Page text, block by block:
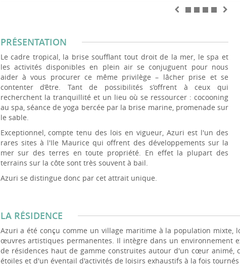
PRÉSENTATION
Le cadre tropical, la brise soufflant tout droit de la mer, le spa et
les activités disponibles en plein air se conjuguent pour nous
aider à vous procurer ce même privilège – lâcher prise et se
contenter d’être. Tant de possibilités s’offrent à ceux qui
recherchent la tranquillité et un lieu où se ressourcer : cocooning
au spa, séance de yoga bercée par la brise marine, promenade sur
le sable.
Exceptionnel, compte tenu des lois en vigueur, Azuri est l'un des
rares sites à l'Ile Maurice qui offrent des développements sur la
mer sur des terres en toute propriété. En effet la plupart des
terrains sur la côte sont très souvent à bail.
Azuri se distingue donc par cet attrait unique.
LA RÉSIDENCE
Azuri a été conçu comme un village maritime à la population mixte,
œuvres artistiques permanentes. Il intègre dans un environnement
de résidences haut de gamme construites autour d'un cœur animé,
étoiles et d'un éventail d'activités de loisirs exhaustifs à la fois